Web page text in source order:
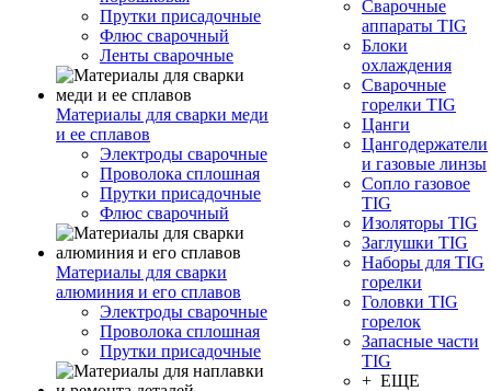
Прутки присадочные
Флюс сварочный
Ленты сварочные
Материалы для сварки меди
и ее сплавов
Электроды сварочные
Проволока сплошная
Прутки присадочные
Флюс сварочный
Материалы для сварки
алюминия и его сплавов
Электроды сварочные
Проволока сплошная
Прутки присадочные
Сварочные
аппараты TIG
Блоки
охлаждения
Сварочные
горелки TIG
Цанги
Цангодержатели
и газовые линзы
Сопло газовое
TIG
Изоляторы TIG
Заглушки TIG
Наборы для TIG
горелки
Головки TIG
горелок
Запасные части
TIG
+ ЕЩЕ